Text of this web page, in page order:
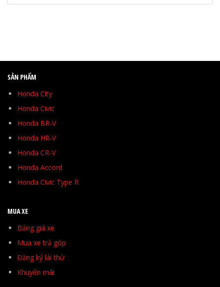
SẢN PHẨM
Honda City
Honda Civic
Honda BR-V
Honda HR-V
Honda CR-V
Honda Accord
Honda Civic Type R
MUA XE
Bảng giá xe
Mua xe trả góp
Đăng ký lái thử
Khuyến mãi